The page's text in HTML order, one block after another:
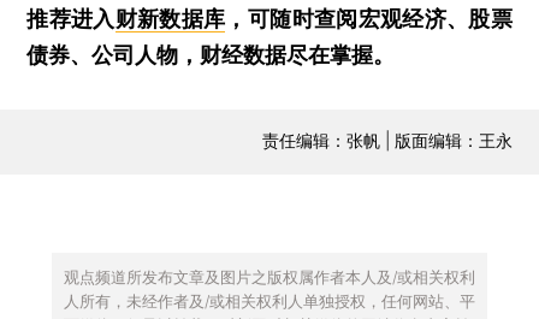
推荐进入财新数据库 ，可随时查阅宏观经济、股票
债券、公司人物，财经数据尽在掌握。
责任编辑：张帆 | 版面编辑：王永
观点频道所发布文章及图片之版权属作者本人及/或相关权利
人所有，未经作者及/或相关权利人单独授权，任何网站、平